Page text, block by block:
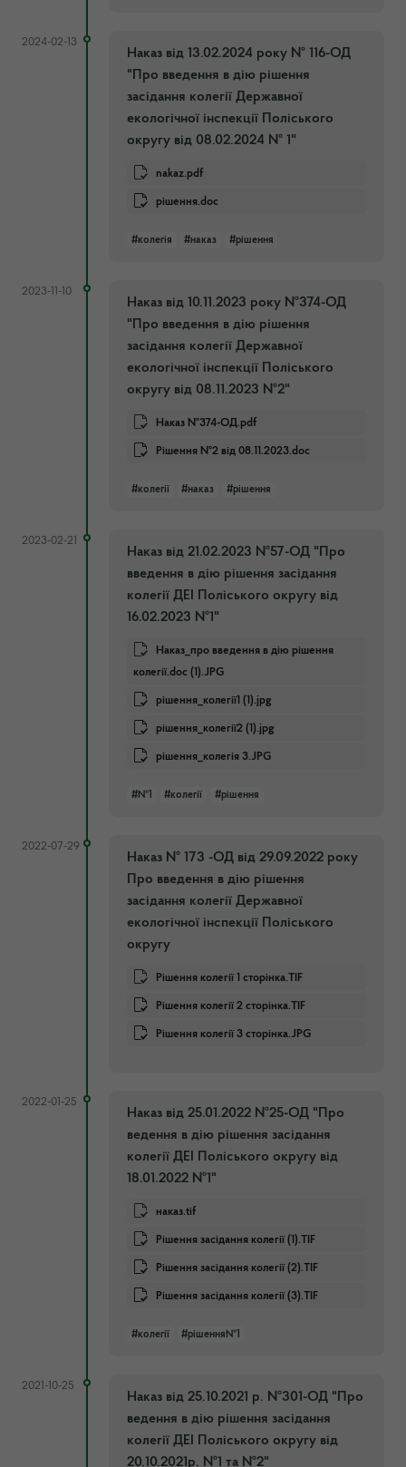
2024-02-13
Наказ від 13.02.2024 року № 116-ОД
"Про введення в дію рішення
засідання колегії Державної
екологічної інспекції Поліського
округу від 08.02.2024 № 1"
nakaz.pdf
рішення.doc
#колегія #наказ #рішення
2023-11-10
Наказ від 10.11.2023 року №374-ОД
"Про введення в дію рішення
засідання колегії Державної
екологічної інспекції Поліського
округу від 08.11.2023 №2"
Наказ №374-ОД.pdf
Рішення №2 від 08.11.2023.doc
#колегії #наказ #рішення
2023-02-21
Наказ від 21.02.2023 №57-ОД "Про
введення в дію рішення засідання
колегії ДЕІ Поліського округу від
16.02.2023 №1"
Наказ_про введення в дію рішення
колегії.doc (1).JPG
рішення_колегії1 (1).jpg
рішення_колегії2 (1).jpg
рішення_колегія 3.JPG
#№1 #колегії #рішення
2022-07-29
Наказ № 173 -ОД від 29.09.2022 року
Про введення в дію рішення
засідання колегії Державної
екологічної інспекції Поліського
округу
Рішення колегії 1 сторінка.TIF
Рішення колегії 2 сторінка.TIF
Рішення колегії 3 сторінка.JPG
2022-01-25
Наказ від 25.01.2022 №25-ОД "Про
ведення в дію рішення засідання
колегії ДЕІ Поліського округу від
18.01.2022 №1"
наказ.tif
Рішення засідання колегії (1).TIF
Рішення засідання колегії (2).TIF
Рішення засідання колегії (3).TIF
#колегії #рішення№1
2021-10-25
Наказ від 25.10.2021 р. №301-ОД "Про
ведення в дію рішення засідання
колегії ДЕІ Поліського округу від
20.10.2021р. №1 та №2"